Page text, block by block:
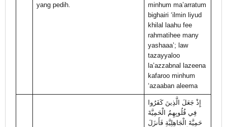
yang pedih.
minhum ma’arratum
bighairi ‘ilmin liyud
khilal laahu fee
rahmatihee many
yashaaa’; law
tazayyaloo
la’azzabnal lazeena
kafaroo minhum
‘azaaban aleema
إِذْ جَعَلَ الَّذِينَ كَفَرُوا
فِي قُلُوبِهِمُ الْحَمِيَّةَ
حَمِيَّةَ الْجَاهِلِيَّةِ فَأَنزَلَ